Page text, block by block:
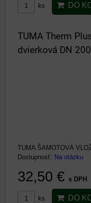
ks DO
TUMA Therm
dvierková DN 200
TUMA ŠAMOTOVÁ
Dostupnosť: Na otázku
32,50 € s DPH
ks DO